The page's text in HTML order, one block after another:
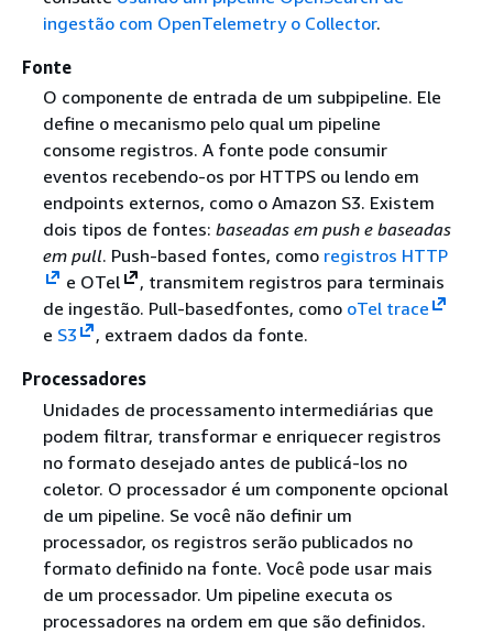
ingestão com OpenTelemetry o Collector.
Fonte
O componente de entrada de um subpipeline. Ele
define o mecanismo pelo qual um pipeline
consome registros. A fonte pode consumir
eventos recebendo-os por HTTPS ou lendo em
endpoints externos, como o Amazon S3. Existem
dois tipos de fontes: baseadas em push e baseadas
em pull. Push-based fontes, como registros HTTP
e OTel
, transmitem registros para terminais
de ingestão. Pull-basedfontes, como oTel trace
e S3
, extraem dados da fonte.
Processadores
Unidades de processamento intermediárias que
podem filtrar, transformar e enriquecer registros
no formato desejado antes de publicá-los no
coletor. O processador é um componente opcional
de um pipeline. Se você não definir um
processador, os registros serão publicados no
formato definido na fonte. Você pode usar mais
de um processador. Um pipeline executa os
processadores na ordem em que são definidos.